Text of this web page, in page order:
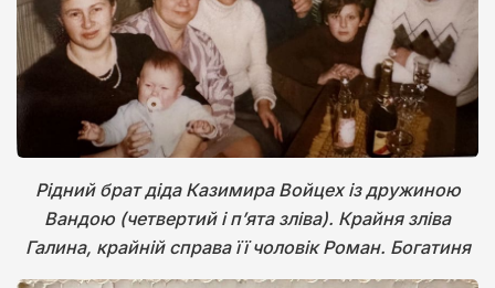
Рідний брат діда Казимира Войцех із дружиною
Вандою (четвертий і п’ята зліва). Крайня зліва
Галина, крайній справа її чоловік Роман. Богатиня